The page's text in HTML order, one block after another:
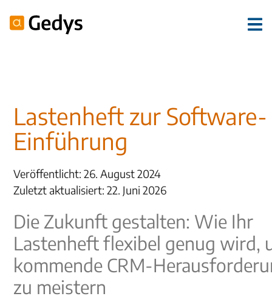
Lastenheft zur Software-
Einführung
Veröffentlicht: 26. August 2024
Zuletzt aktualisiert: 22. Juni 2026
Die Zukunft gestalten: Wie Ihr
Lastenheft flexibel genug wird,
kommende CRM-
zu meistern